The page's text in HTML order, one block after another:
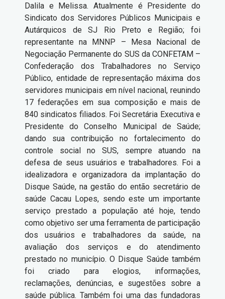
Dalila e Melissa. Atualmente é Presidente do
Sindicato dos Servidores Públicos Municipais e
Autárquicos de SJ Rio Preto e Região; foi
representante na MNNP – Mesa Nacional de
Negociação Permanente do SUS da CONFETAM –
Confederação dos Trabalhadores no Serviço
Público, entidade de representação máxima dos
servidores municipais em nível nacional, reunindo
17 federações em sua composição e mais de
840 sindicatos filiados. Foi Secretária Executiva e
Presidente do Conselho Municipal de Saúde;
dando sua contribuição no fortalecimento do
controle social no SUS, sempre atuando na
defesa de seus usuários e trabalhadores. Foi a
idealizadora e organizadora da implantação do
Disque Saúde, na gestão do então secretário de
saúde Cacau Lopes, sendo este um importante
serviço prestado a população até hoje, tendo
como objetivo ser uma ferramenta de participação
dos usuários e trabalhadores da saúde, na
avaliação dos serviços e do atendimento
prestado no município. O Disque Saúde também
foi criado para elogios, informações,
reclamações, denúncias, e sugestões sobre a
saúde pública. Também foi uma das fundadoras